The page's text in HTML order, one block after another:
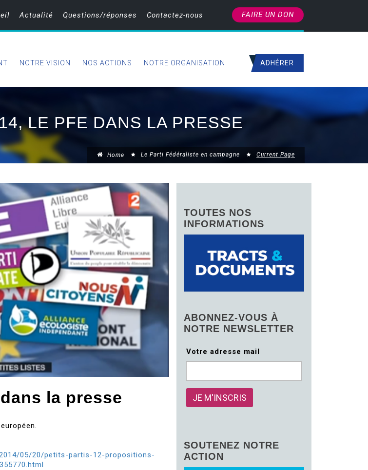
Actualité Questions/réponses Contactez-nous FAIRE UN DON
NOTRE VISION NOS ACTIONS NOTRE ORGANISATION ADHÉRER
LE PFE DANS LA PRESSE
Home Le Parti Fédéraliste en campagne Current Page
la presse
05/20/petits-partis-12-propositions-
TOUTES NOS
INFORMATIONS
ABONNEZ-VOUS À
NOTRE NEWSLETTER
Votre adresse mail
SOUTENEZ NOTRE
ACTION